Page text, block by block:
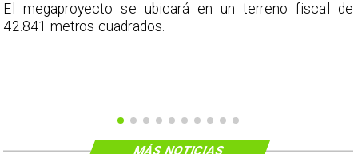
El megaproyecto se ubicará en un terreno fiscal de
42.841 metros cuadrados.
MÁS NOTICIAS